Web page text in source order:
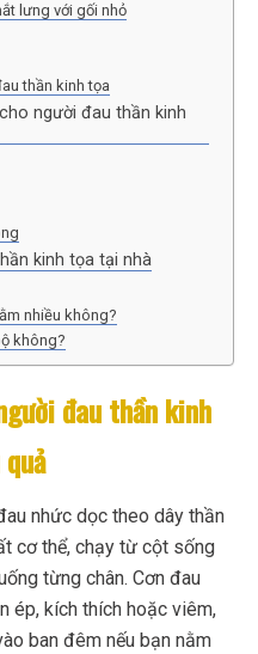
lưng với gối nhỏ
thần kinh tọa
người đau thần kinh
kinh tọa tại nhà
nhiều không?
không?
đau thần kinh
nhức dọc theo dây thần
cơ thể, chạy từ cột sống
từng chân. Cơn đau
ép, kích thích hoặc viêm,
ban đêm nếu bạn nằm